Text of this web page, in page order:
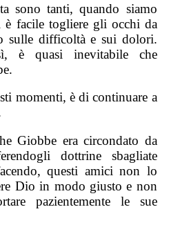
sono tanti, quando siamo
facile togliere gli occhi da
sulle difficoltà e sui dolori.
è quasi inevitabile che
momenti, è di continuare a
Giobbe era circondato da
dottrine sbagliate
questi amici non lo
Dio in modo giusto e non
pazientemente le sue